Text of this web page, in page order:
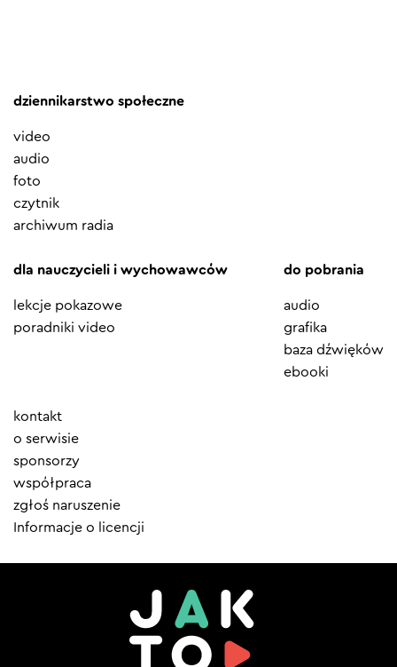
dziennikarstwo społeczne
video
audio
foto
czytnik
archiwum radia
dla nauczycieli i wychowawców
lekcje pokazowe
poradniki video
do pobrania
audio
grafika
baza dźwięków
ebooki
Element
menu
kontakt
o serwisie
sponsorzy
współpraca
zgłoś naruszenie
Informacje o licencji